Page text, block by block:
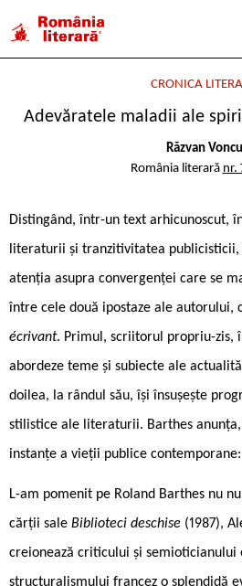
CRONICA
Adevăratele maladii ale
Răzvan Voncu
România literară nr.
Distingând, într-un text arhicunoscut,
literaturii și tranzitivitatea publicisticii,
atenția asupra convergenței care se
între cele două ipostaze ale autorului,
écrivant. Primul, scriitorul propriu-zis,
abordeze teme și subiecte ale
doilea, la rândul său, își însușește
stilistice ale literaturii. Barthes
instanțe a vieții publice
L-am pomenit pe Roland Barthes nu
cărții sale Biblioteci deschise (1987),
creionează criticului și semioticianului
structuralismului francez o splendidă